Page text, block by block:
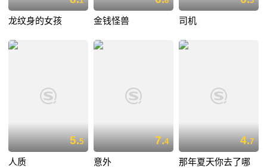
龙纹身的女孩 金钱怪兽 司机
5.5
人质
7.4
意外
4.7
那年夏天你去了哪